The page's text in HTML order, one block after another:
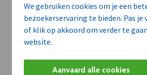
We gebruiken cookies om je een
bezoekerservaring te bieden. Pas je
of klik op akkoord om verder te
website.
Aanvaard alle cookies